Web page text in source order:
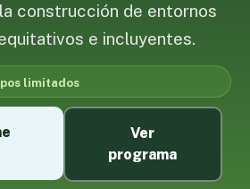
construcción de entornos
e incluyentes.
limitados
Ver
programa